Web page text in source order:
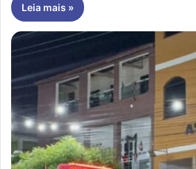
Leia mais »